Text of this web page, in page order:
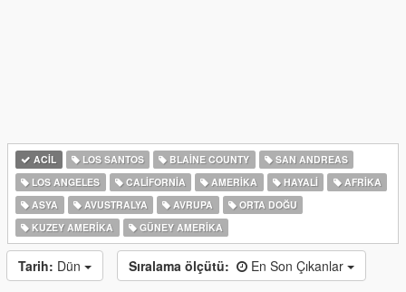
ACIL LOS SANTOS BLAINE COUNTY
SAN ANDREAS
LOS ANGELES
CALIFORNIA AMERIKA HAYALI
AFRIKA
ASYA
AVUSTRALYA AVRUPA
ORTA DOĞU
KUZEY AMERIKA
GÜNEY AMERIKA
Tarih: Dün Sıralama ölçütü: En Son Çıkanlar